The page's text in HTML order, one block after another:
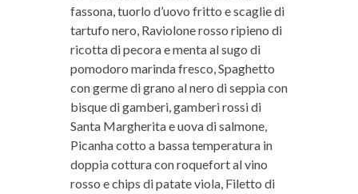
fassona, tuorlo d’uovo fritto e scaglie di
tartufo nero, Raviolone rosso ripieno di
ricotta di pecora e menta al sugo di
pomodoro marinda fresco, Spaghetto
con germe di grano al nero di seppia con
bisque di gamberi, gamberi rossi di
Santa Margherita e uova di salmone,
Picanha cotto a bassa temperatura in
doppia cottura con roquefort al vino
rosso e chips di patate viola, Filetto di